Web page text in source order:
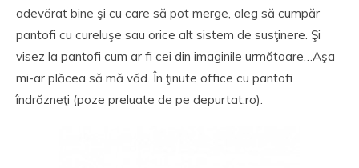
adevărat bine şi cu care să pot merge, aleg să cumpăr
pantofi cu cureluşe sau orice alt sistem de susţinere. Şi
visez la pantofi cum ar fi cei din imaginile următoare…Aşa
mi-ar plăcea să mă văd. În ţinute office cu pantofi
îndrăzneţi (poze preluate de pe depurtat.ro).